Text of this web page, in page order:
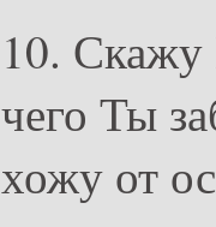
10. Скажу
чего Ты
хожу от